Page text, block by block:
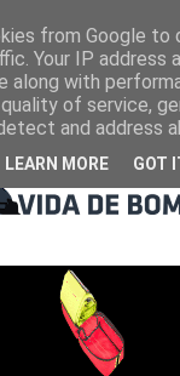
from Google to
Your IP address
along with
of service,
and address
LEARN MORE GOT